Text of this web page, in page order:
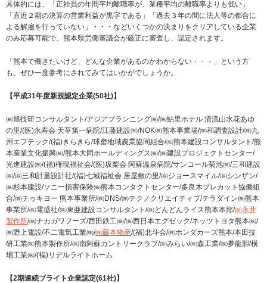
具体的には、「正社員の年間平均離職率が、業種平均の離職率よりも低い」
「直近２期の決算の営業利益が黒字である」「過去３年の間に法人等の都合に
よる解雇を行っていない」・・・などいくつかの決まりをクリアしている企業
のみ応募可能で、熊本県労働審議会が厳正に審査し、認定されます。
「熊本で働きたいけど、どんな企業があるのかわからない・・・」という方
も、ぜひ一度参考にされてみてはいかがでしょうか。
【平成31年度新規認定企業(50社)】
㈱旭技研コンサルタント/アジアプランニング㈱/㈱鮎里ホテル 清流山水花あゆ
の里/(医)永寿会 天草第一病院/江藤建設㈲/NOK㈱熊本事業場/㈱和調査設計/㈱九
州エフテック/(福)きらきら/球磨地域農業協同組合/㈱熊本建設コンサルタント/熊
本産業文化振興㈱/熊本大同ホールディングス㈱/㈱建設プロジェクトセンター/
光進建設㈱/(福)権現福祉会/(医)坂梨会 阿蘇温泉病院/サンコール菊池㈱/三和建設
㈱/㈱三和計量設計社/(福)七城福祉会 居屋敷の里/㈱ジョースマイル/㈱シンザン/
㈱杉本建設/ソニー損害保険㈱熊本コンタクトセンター/多良木プレカット協働組
合/㈱チゥキヨー 熊本事業所/㈱DNS/㈱テクノクリエイティブ/テラダイン㈱熊本
事業所/㈱電盛社/㈱東亜建設コンサルタント/㈱どんどんライス熊本本部/㈱永井
製作所/㈱ナカガワフーズ/西田鉄工㈱/㈱西日本エグゼック/ネッツトヨタ熊本㈱/
㈱野上電設/不二電気工業㈱/㈱藤本物産/(福)北斗会/㈱ホンダカーズ熊本/本田技
研工業㈱熊本製作所/㈱南阿蘇カントリークラブ/㈱みらい/㈱森工業/㈱夢龍胆/横
場工業㈱/(福)リデルライトホーム
【2期連続ブライト企業認定(61社)】